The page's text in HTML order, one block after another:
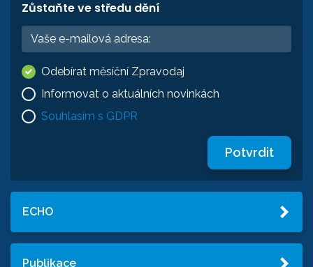
Zůstaňte ve středu dění
Odebírat měsíční Zpravodaj
Informovat o aktuálních novinkách
Souhlasím s GDPR
Potvrdit
ECHO
Publikace